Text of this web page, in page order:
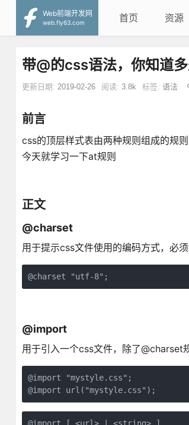
Web前端开发网
web.fly63.com
首页 资源
带@的css语法，你知道多
更新日期: 2019-02-26 阅读: 3.8k 标签: 语法
前言
css的顶层样式表由两种规则组成的规
今天就学习一下at规则
正文
@charset
用于提示css文件使用的编码方式，必
@charset "utf-8";
@import
用于引入一个css文件，除了@charset
@import "mystyle.css";
@import url("mystyle.css");